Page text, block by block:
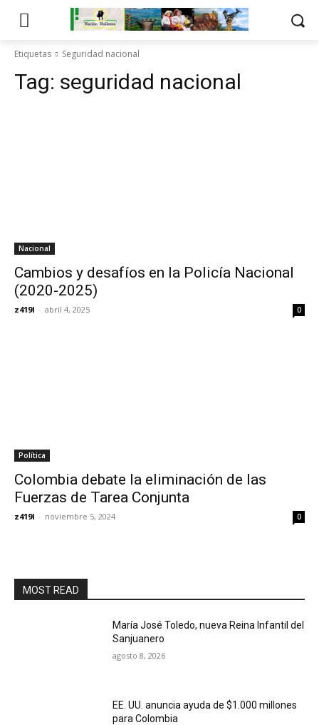
Etiquetas Seguridad nacional
Tag: seguridad nacional
Nacional
Cambios y desafíos en la Policía Nacional
(2020-2025)
z419l - abril 4, 2025 0
Política
Colombia debate la eliminación de las
Fuerzas de Tarea Conjunta
z419l - noviembre 5, 2024 0
MOST READ
María José Toledo, nueva Reina Infantil del
Sanjuanero
agosto 8, 2026
EE. UU. anuncia ayuda de $1.000 millones
para Colombia